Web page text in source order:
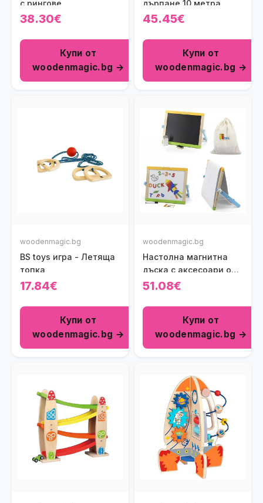
с рингове
38.30€
Купи от
woodenmagic.bg →
дърпане 10 метра
45.45€
Купи от
woodenmagic.bg →
woodenmagic.bg
BS toys игра - Летяща
топка
17.84€
Купи от
woodenmagic.bg →
woodenmagic.bg
Настолна магнитна
дъска с аксесоари от
Viga toys
51.08€
Купи от
woodenmagic.bg →